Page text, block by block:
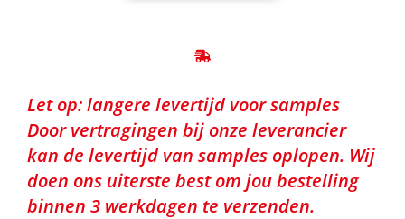
Let op: langere levertijd voor samples
Door vertragingen bij onze leverancier
kan de levertijd van samples oplopen. Wij
doen ons uiterste best om jou bestelling
binnen 3 werkdagen te verzenden.